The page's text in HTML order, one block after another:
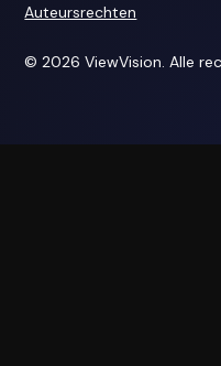
© 2026 ViewVision. Alle
Auteursrechten